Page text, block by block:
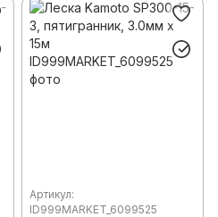
Артикул:
ID999MARKET_6099525